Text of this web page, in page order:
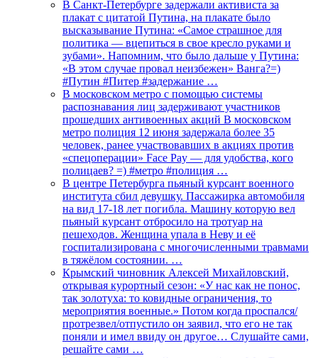
В Санкт-Петербурге задержали активиста за
плакат с цитатой Путина, на плакате было
высказывание Путина: «Самое страшное для
политика — вцепиться в свое кресло руками и
зубами». Напомним, что было дальше у Путина:
«В этом случае провал неизбежен» Ванга?=)
#Путин #Питер #задержание …
В московском метро с помощью системы
распознавания лиц задерживают участников
прошедших антивоенных акций В московском
метро полиция 12 июня задержала более 35
человек, ранее участвовавших в акциях против
«спецоперации» Face Pay — для удобства, кого
полицаев? =) #метро #полиция …
В центре Петербурга пьяный курсант военного
института сбил девушку. Пассажирка автомобиля
на вид 17-18 лет погибла. Машину которую вел
пьяный курсант отбросило на тротуар на
пешеходов. Женщина упала в Неву и её
госпитализирована с многочисленными травмами
в тяжёлом состоянии. …
Крымский чиновник Алексей Михайловский,
открывая курортный сезон: «У нас как не понос,
так золотуха: то ковидные ограничения, то
мероприятия военные.» Потом когда проспался/
протрезвел/отпустило он заявил, что его не так
поняли и имел ввиду он другое… Слушайте сами,
решайте сами …